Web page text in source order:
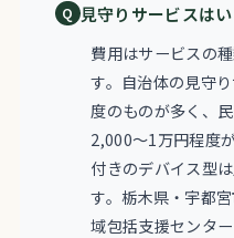
見守りサービスは
費用はサービスの
す。自治体の見守
度のものが多く、
2,000〜1万円程度
付きのデバイス型
す。栃木県・宇都
域包括支援センタ